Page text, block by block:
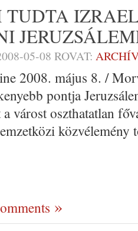
TUDTA
05-08 ROVAT:
2008. május 8. /
pontja
várost oszthatatlan